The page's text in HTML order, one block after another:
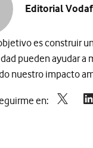
Editorial
es construir
pueden ayudar a
nuestro impacto
en: